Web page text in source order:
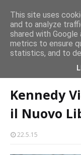
Milazzo 28ª
EVENTI
santi
Kennedy
il Nuovo
22.5.15
This site uses
and to analyze
shared with
metrics to ensure
statistics, and to